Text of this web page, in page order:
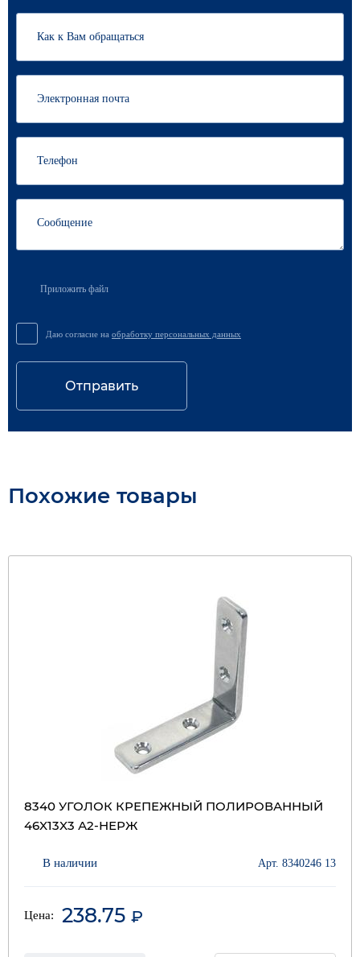
Приложить файл
Даю согласие на обработку персональных данных
Отправить
Похожие товары
8340 УГОЛОК КРЕПЕЖНЫЙ ПОЛИРОВАННЫЙ
46X13X3 А2-НЕРЖ
В наличии Арт. 8340246 13
Цена: 238.75 ₽